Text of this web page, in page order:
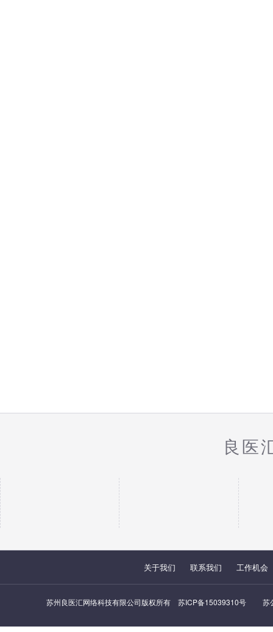
良医
关于我们 联系我们 工作机会
苏州良医汇网络科技有限公司版权所有 苏ICP备15039310号 苏